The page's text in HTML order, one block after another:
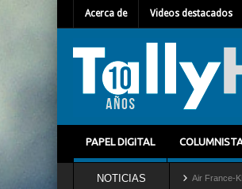
Acerca de Videos destacados
PAPEL DIGITAL
NOTICIAS
servicio al C-2 Greyhound Air France-KLM